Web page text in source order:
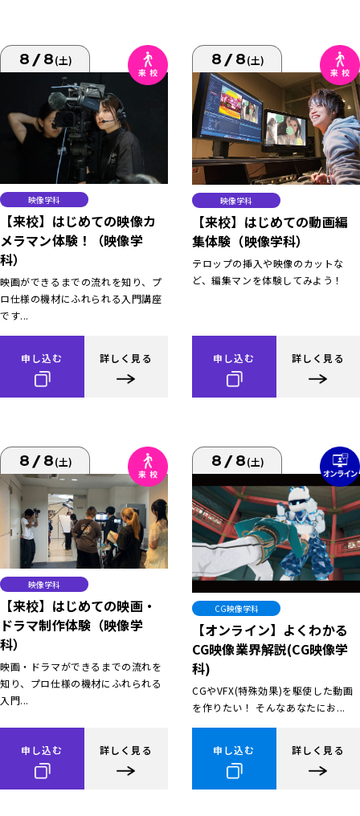
8/8(土)
映像学科
【来校】はじめての映像カ
メラマン体験！（映像学
科）
映画ができるまでの流れを知り、プ
ロ仕様の機材にふれられる入門講座
です...
申し込む 詳しく見る
8/8(土)
映像学科
【来校】はじめての動画編
集体験（映像学科）
テロップの挿入や映像のカットな
ど、編集マンを体験してみよう！
申し込む 詳しく見る
8/8(土)
映像学科
【来校】はじめての映画・
ドラマ制作体験（映像学
科）
映画・ドラマができるまでの流れを
知り、プロ仕様の機材にふれられる
入門...
申し込む 詳しく見る
8/8(土)
CG映像学科
【オンライン】よくわかる
CG映像業界解説(CG映像学
科)
CGやVFX(特殊効果)を駆使した動画
を作りたい！ そんなあなたにお...
申し込む 詳しく見る